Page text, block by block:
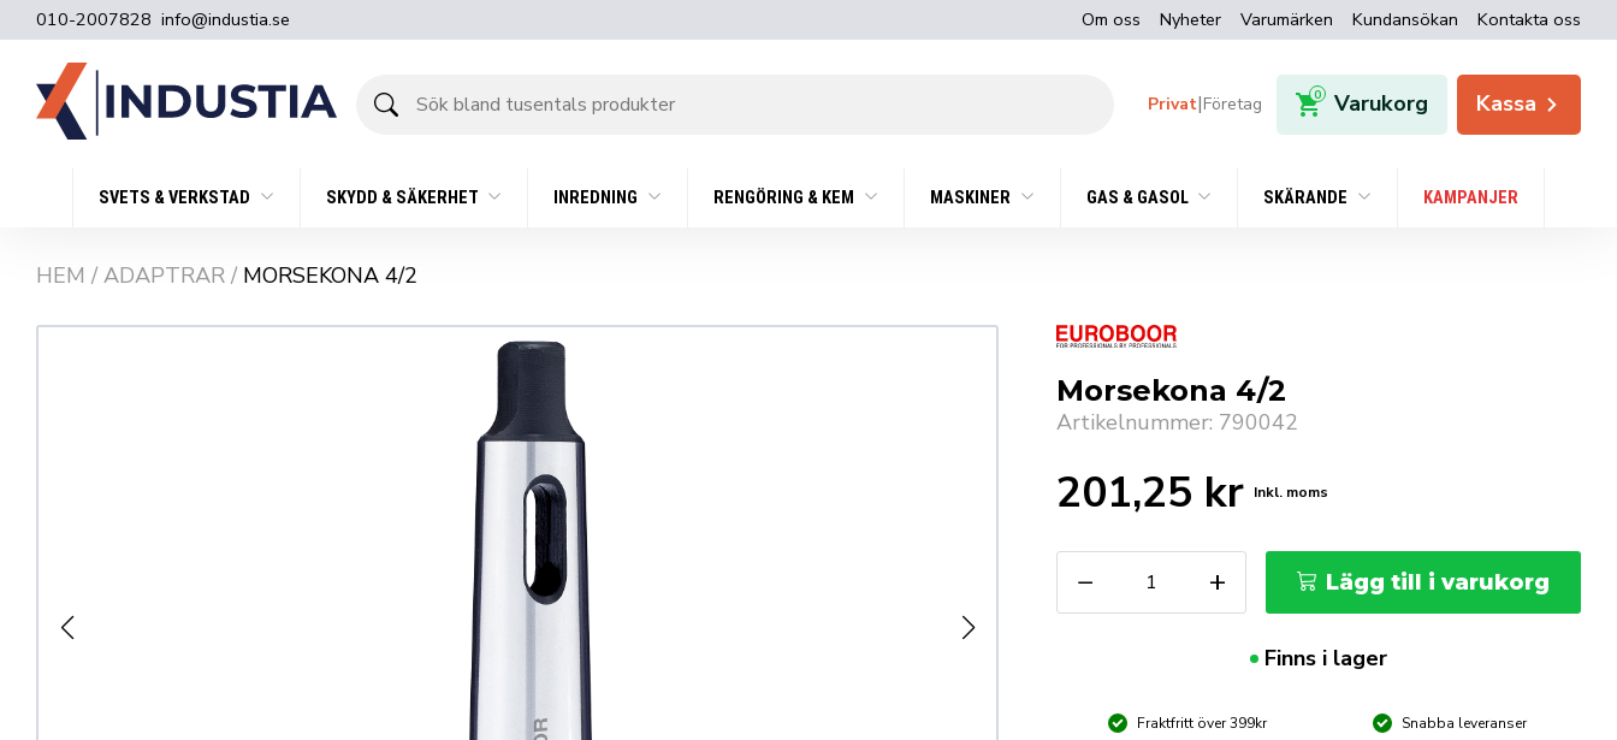
010-2007828 info@industia.se Om oss Nyheter Varumärken Kundansökan Kontakta oss
bland
Privat|Företag 0 Varukorg Kassa
SVETS & VERKSTAD SKYDD & SÄKERHET INREDNING RENGÖRING & KEM MASKINER GAS & GASOL SKÄRANDE KAMPANJER
HEM / ADAPTRAR / MORSEKONA 4/2
Morsekona 4/2
Artikelnummer: 790042
201,25 kr Inkl. moms
−
4/2
mängd
+ Lägg till i varukorg
Finns i lager
Fraktfritt över 399kr
Snabba leveranser